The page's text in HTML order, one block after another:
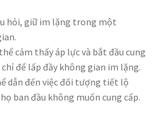
hỏi, giữ im lặng trong một
cảm thấy áp lực và bắt đầu cung
để lấp đầy không gian im lặng.
dẫn đến việc đối tượng tiết lộ
ban đầu không muốn cung cấp.